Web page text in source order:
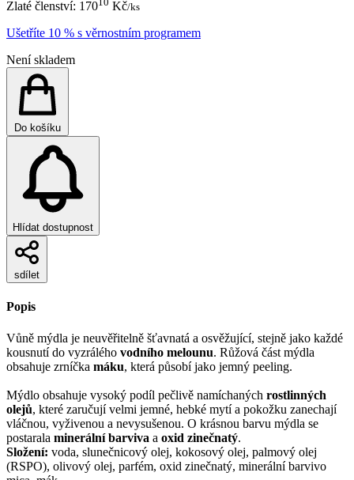
Zlaté členství: 170 Kč/ks
Ušetříte 10 % s věrnostním programem
Není skladem
Do košíku
Hlídat dostupnost
sdílet
Popis
Vůně mýdla je neuvěřitelně šťavnatá a osvěžující, stejně jako každé
kousnutí do vyzrálého vodního melounu. Růžová část mýdla
obsahuje zrníčka máku, která působí jako jemný peeling.
Mýdlo obsahuje vysoký podíl pečlivě namíchaných rostlinných
olejů, které zaručují velmi jemné, hebké mytí a pokožku zanechají
vláčnou, vyživenou a nevysušenou. O krásnou barvu mýdla se
postarala minerální barviva a oxid zinečnatý.
Složení: voda, slunečnicový olej, kokosový olej, palmový olej
(RSPO), olivový olej, parfém, oxid zinečnatý, minerální barvivo